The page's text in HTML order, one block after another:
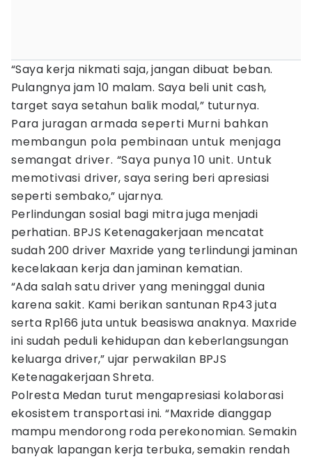
“Saya kerja nikmati saja, jangan dibuat beban.
Pulangnya jam 10 malam. Saya beli unit cash,
target saya setahun balik modal,” tuturnya.
Para juragan armada seperti Murni bahkan
membangun pola pembinaan untuk menjaga
semangat driver. “Saya punya 10 unit. Untuk
memotivasi driver, saya sering beri apresiasi
seperti sembako,” ujarnya.
Perlindungan sosial bagi mitra juga menjadi
perhatian. BPJS Ketenagakerjaan mencatat
sudah 200 driver Maxride yang terlindungi jaminan
kecelakaan kerja dan jaminan kematian.
“Ada salah satu driver yang meninggal dunia
karena sakit. Kami berikan santunan Rp43 juta
serta Rp166 juta untuk beasiswa anaknya. Maxride
ini sudah peduli kehidupan dan keberlangsungan
keluarga driver,” ujar perwakilan BPJS
Ketenagakerjaan Shreta.
Polresta Medan turut mengapresiasi kolaborasi
ekosistem transportasi ini. “Maxride dianggap
mampu mendorong roda perekonomian. Semakin
banyak lapangan kerja terbuka, semakin rendah